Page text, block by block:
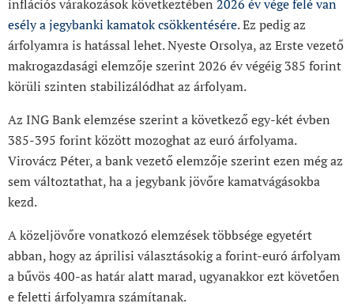
inflációs várakozások következtében 2026 év vége felé van
esély a jegybanki kamatok csökkentésére. Ez pedig az
árfolyamra is hatással lehet. Nyeste Orsolya, az Erste vezető
makrogazdasági elemzője szerint 2026 év végéig 385 forint
körüli szinten stabilizálódhat az árfolyam.
Az ING Bank elemzése szerint a következő egy-két évben
385-395 forint között mozoghat az euró árfolyama.
Virovácz Péter, a bank vezető elemzője szerint ezen még az
sem változtathat, ha a jegybank jövőre kamatvágásokba
kezd.
A közeljövőre vonatkozó elemzések többsége egyetért
abban, hogy az áprilisi választásokig a forint-euró árfolyam
a bűvös 400-as határ alatt marad, ugyanakkor ezt követően
e feletti árfolyamra számítanak.